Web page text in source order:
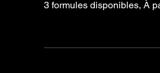
3 formules disponibles, À